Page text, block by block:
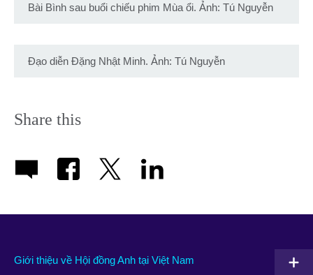
Bài Bình sau buổi chiếu phim Mùa ổi. Ảnh: Tú Nguyễn
Đạo diễn Đặng Nhật Minh. Ảnh: Tú Nguyễn
Share this
Giới thiệu về Hội đồng Anh tại Việt Nam